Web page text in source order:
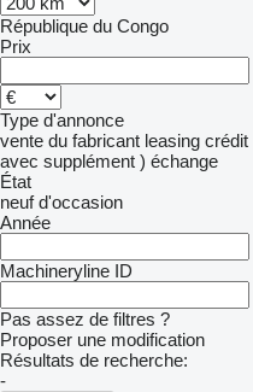
République du Congo
Prix
Type d'annonce
vente du fabricant leasing crédit
avec supplément ) échange
État
neuf d'occasion
Année
Machineryline ID
Pas assez de filtres ?
Proposer une modification
Résultats de recherche:
-